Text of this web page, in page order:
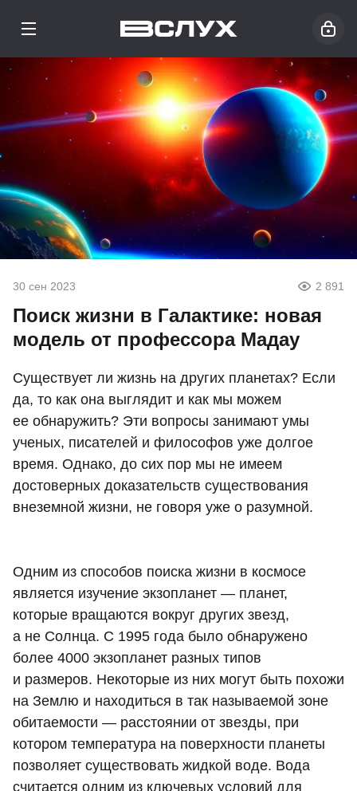
30 сен 2023 2 891
Поиск жизни в Галактике: новая
модель от профессора Мадау
Существует ли жизнь на других планетах? Если
да, то как она выглядит и как мы можем
ее обнаружить? Эти вопросы занимают умы
ученых, писателей и философов уже долгое
время. Однако, до сих пор мы не имеем
достоверных доказательств существования
внеземной жизни, не говоря уже о разумной.
Одним из способов поиска жизни в космосе
является изучение экзопланет — планет,
которые вращаются вокруг других звезд,
а не Солнца. С 1995 года было обнаружено
более 4000 экзопланет разных типов
и размеров. Некоторые из них могут быть похожи
на Землю и находиться в так называемой зоне
обитаемости — расстоянии от звезды, при
котором температура на поверхности планеты
позволяет существовать жидкой воде. Вода
считается одним из ключевых условий для